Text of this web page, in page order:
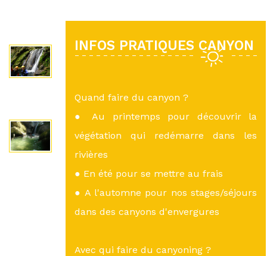
INFOS PRATIQUES CANYON
Quand faire du canyon ?
● Au printemps pour découvrir la
végétation qui redémarre dans les
rivières
● En été pour se mettre au frais
● A l'automne pour nos stages/séjours
dans des canyons d'envergures
Avec qui faire du canyoning ?